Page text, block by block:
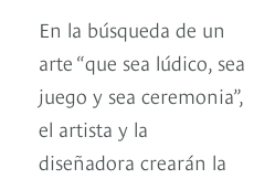
En la búsqueda de un
arte “que sea lúdico, sea
juego y sea ceremonia”,
el artista y la
diseñadora crearán la